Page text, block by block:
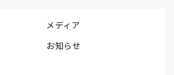
メディア
お知らせ